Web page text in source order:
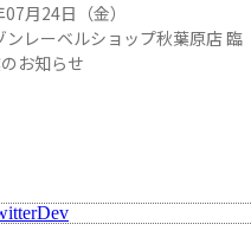
月24日（金）
ンレーベルショップ秋葉原店 臨
お知らせ